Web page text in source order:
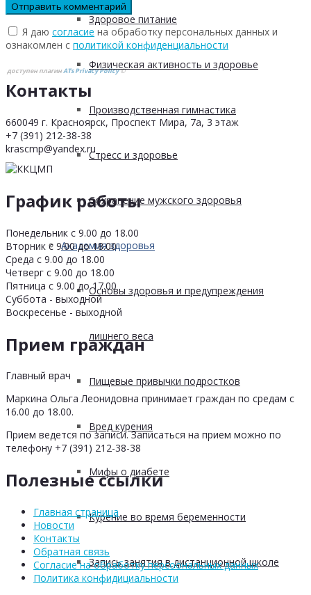
Здоровое питание
Физическая активность и здоровье
Производственная гимнастика
Стресс и здоровье
Сохранение мужского здоровья
Академия здоровья
Основы здоровья и предупреждения
лишнего веса
Пищевые привычки подростков
Вред курения
Мифы о диабете
Курение во время беременности
Запись занятия в дистанционной школе
Я даю согласие на обработку персональных данных и
ознакомлен с политикой конфиденциальности
доступен плагинATs Privacy Policy©
Контакты
660049 г. Красноярск, Проспект Мира, 7а, 3 этаж
+7 (391) 212-38-38
krascmp@yandex.ru
График работы
Понедельник с 9.00 до 18.00
Вторник с 9.00 до 18.00
Среда с 9.00 до 18.00
Четверг с 9.00 до 18.00
Пятница с 9.00 до 17.00
Суббота - выходной
Воскресенье - выходной
Прием граждан
Главный врач
Маркина Ольга Леонидовна принимает граждан по средам с
16.00 до 18.00.
Прием ведется по записи. Записаться на прием можно по
телефону +7 (391) 212-38-38
Полезные ссылки
Главная страница
Новости
Контакты
Обратная связь
Согласие на обработку персоональных данных
Политика конфидициальности